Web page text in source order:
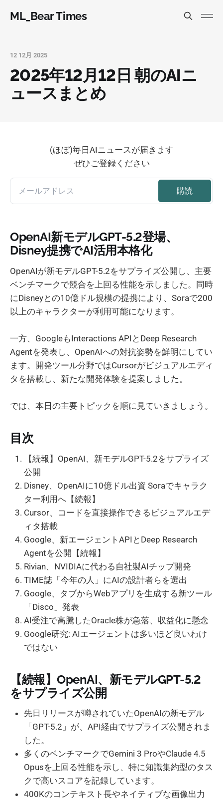
ML_Bear Times
12 12月 2025
2025年12月12日 朝のAIニ
ュースまとめ
(ほぼ)毎日AIニュースが届きます
ぜひご登録ください
OpenAI新モデルGPT-5.2登場、
Disney提携でAI活用本格化
OpenAIが新モデルGPT-5.2をサプライズ公開し、主要
ベンチマークで競合を上回る性能を示しました。同時
にDisneyとの10億ドル規模の提携により、Soraで200
以上のキャラクターが利用可能になります。
一方、GoogleもInteractions APIとDeep Research
Agentを発表し、OpenAIへの対抗姿勢を鮮明にしてい
ます。開発ツール分野ではCursorがビジュアルエディ
タを搭載し、新たな開発体験を提案しました。
では、本日の主要トピックを順に見ていきましょう。
目次
【続報】OpenAI、新モデルGPT-5.2をサプライズ
公開
Disney、OpenAIに10億ドル出資 Soraでキャラク
ター利用へ【続報】
Cursor、コードを直接操作できるビジュアルエデ
ィタ搭載
Google、新エージェントAPIとDeep Research
Agentを公開【続報】
Rivian、NVIDIAに代わる自社製AIチップ開発
TIME誌「今年の人」にAIの設計者らを選出
Google、タブからWebアプリを生成する新ツール
「Disco」発表
AI受注で高騰したOracle株が急落、収益化に懸念
Google研究: AIエージェントは多いほど良いわけ
ではない
【続報】OpenAI、新モデルGPT-5.2
をサプライズ公開
先日リリースが噂されていたOpenAIの新モデル
「GPT-5.2」が、API経由でサプライズ公開されま
した。
多くのベンチマークでGemini 3 ProやClaude 4.5
Opusを上回る性能を示し、特に知識集約型のタス
クで高いスコアを記録しています。
400Kのコンテキスト長やネイティブな画像出力